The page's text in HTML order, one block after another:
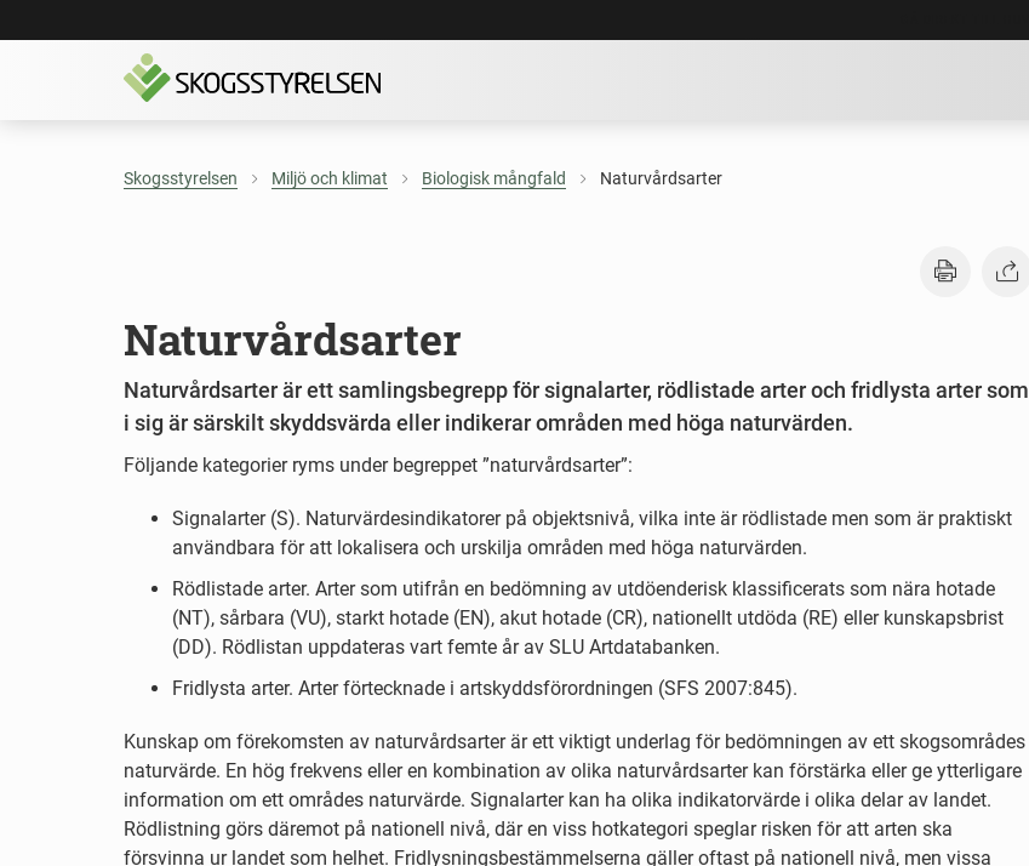
Skogsstyrelsen Miljö och klimat Biologisk mångfald Naturvårdsarter
Naturvårdsarter
Naturvårdsarter är ett samlingsbegrepp för signalarter, rödlistade arter och fridlysta arter som
i sig är särskilt skyddsvärda eller indikerar områden med höga naturvärden.
Följande kategorier ryms under begreppet ”naturvårdsarter”:
Signalarter (S). Naturvärdesindikatorer på objektsnivå, vilka inte är rödlistade men som är praktiskt
användbara för att lokalisera och urskilja områden med höga naturvärden.
Rödlistade arter. Arter som utifrån en bedömning av utdöenderisk klassificerats som nära hotade
(NT), sårbara (VU), starkt hotade (EN), akut hotade (CR), nationellt utdöda (RE) eller kunskapsbrist
(DD). Rödlistan uppdateras vart femte år av SLU Artdatabanken.
Fridlysta arter. Arter förtecknade i artskyddsförordningen (SFS 2007:845).
Kunskap om förekomsten av naturvårdsarter är ett viktigt underlag för bedömningen av ett skogsområdes
naturvärde. En hög frekvens eller en kombination av olika naturvårdsarter kan förstärka eller ge ytterligare
information om ett områdes naturvärde. Signalarter kan ha olika indikatorvärde i olika delar av landet.
Rödlistning görs däremot på nationell nivå, där en viss hotkategori speglar risken för att arten ska
försvinna ur landet som helhet. Fridlysningsbestämmelserna gäller oftast på nationell nivå, men vissa